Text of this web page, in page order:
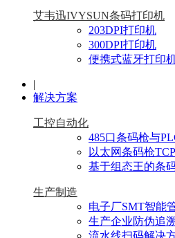
艾韦迅IVYSUN条码打印机
203DPI打印机
300DPI打印机
便携式蓝牙打印
|
解决方案
工控自动化
485口条码枪与
以太网条码枪
基于组态王的条
生产制造
电子厂SMT智能
生产企业防伪追溯
流水线扫码解决